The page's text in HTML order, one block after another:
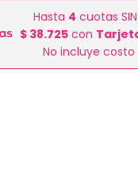
Hasta 4 cuotas
$ 38.725 con
No incluye